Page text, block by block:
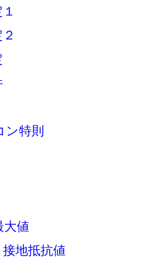
ン特則
大値
地抵抗値